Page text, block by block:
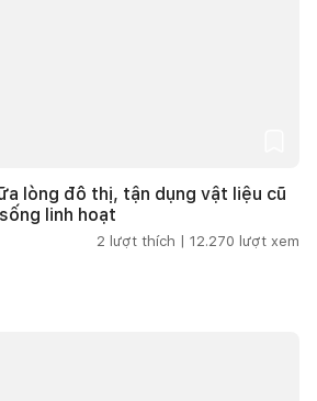
lòng đô thị, tận dụng vật liệu cũ
linh hoạt
2 lượt thích | 12.270 lượt xem